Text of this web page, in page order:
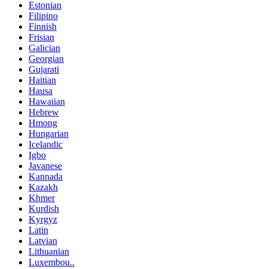
Estonian
Filipino
Finnish
Frisian
Galician
Georgian
Gujarati
Haitian
Hausa
Hawaiian
Hebrew
Hmong
Hungarian
Icelandic
Igbo
Javanese
Kannada
Kazakh
Khmer
Kurdish
Kyrgyz
Latin
Latvian
Lithuanian
Luxembou..